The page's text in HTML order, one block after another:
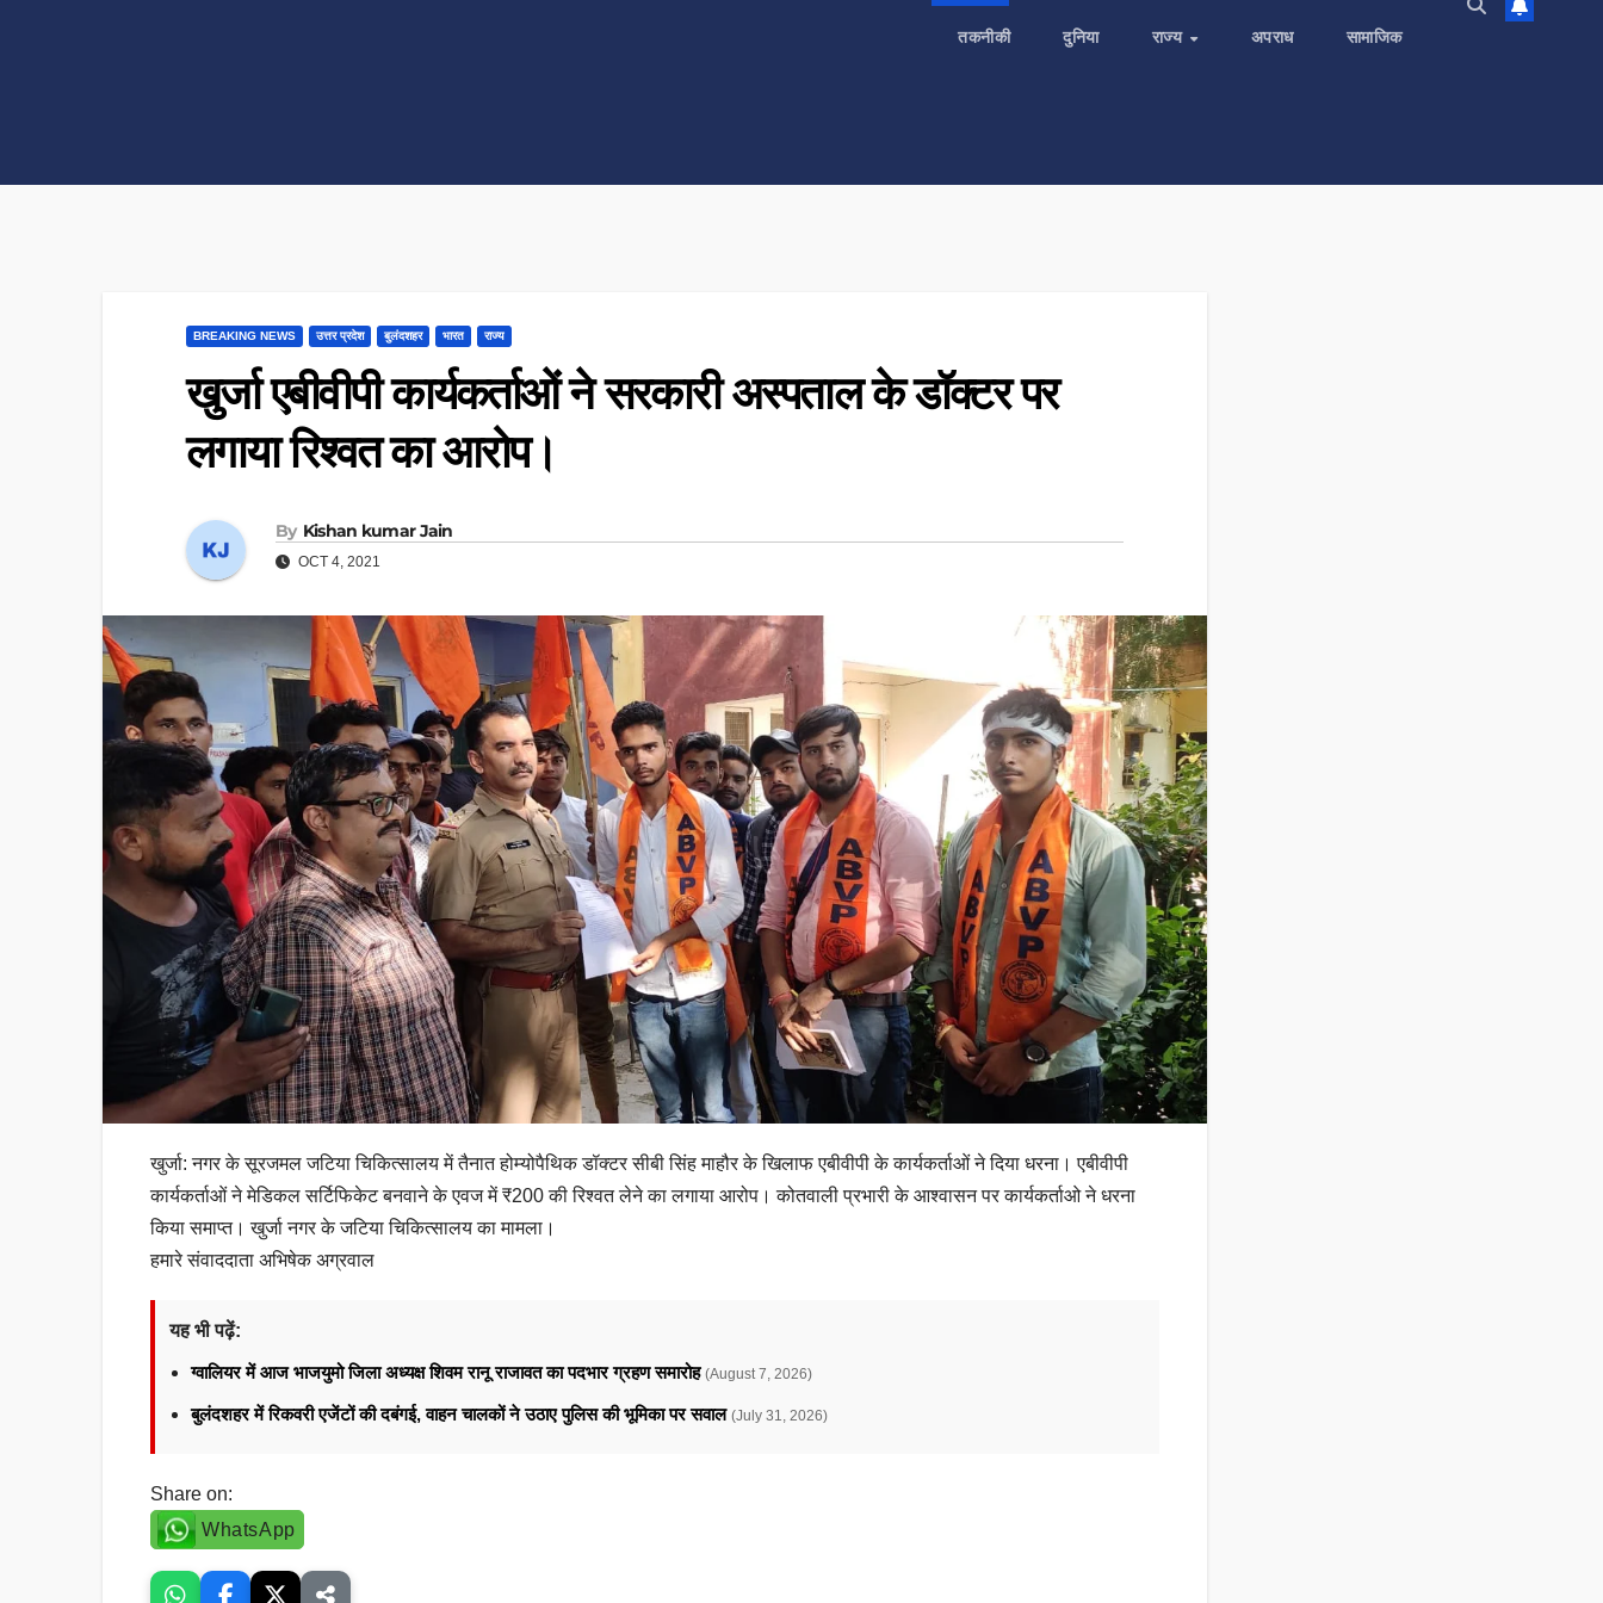
तकनीकी दुनिया राज्य अपराध सामाजिक
BREAKING NEWS उत्तर प्रदेश बुलंदशहर भारत राज्य
खुर्जा एबीवीपी कार्यकर्ताओं ने सरकारी अस्पताल के डॉक्टर पर
लगाया रिश्वत का आरोप।
By Kishan kumar Jain
OCT 4, 2021
खुर्जा: नगर के सूरजमल जटिया चिकित्सालय में तैनात होम्योपैथिक डॉक्टर सीबी सिंह माहौर के खिलाफ एबीवीपी के कार्यकर्ताओं ने दिया धरना। एबीवीपी
कार्यकर्ताओं ने मेडिकल सर्टिफिकेट बनवाने के एवज में ₹200 की रिश्वत लेने का लगाया आरोप। कोतवाली प्रभारी के आश्वासन पर कार्यकर्ताओ ने धरना
किया समाप्त। खुर्जा नगर के जटिया चिकित्सालय का मामला।
हमारे संवाददाता अभिषेक अग्रवाल
यह भी पढ़ें:
ग्वालियर में आज भाजयुमो जिला अध्यक्ष शिवम रानू राजावत का पदभार ग्रहण समारोह (August 7, 2026)
बुलंदशहर में रिकवरी एजेंटों की दबंगई, वाहन चालकों ने उठाए पुलिस की भूमिका पर सवाल (July 31, 2026)
Share on:
WhatsApp